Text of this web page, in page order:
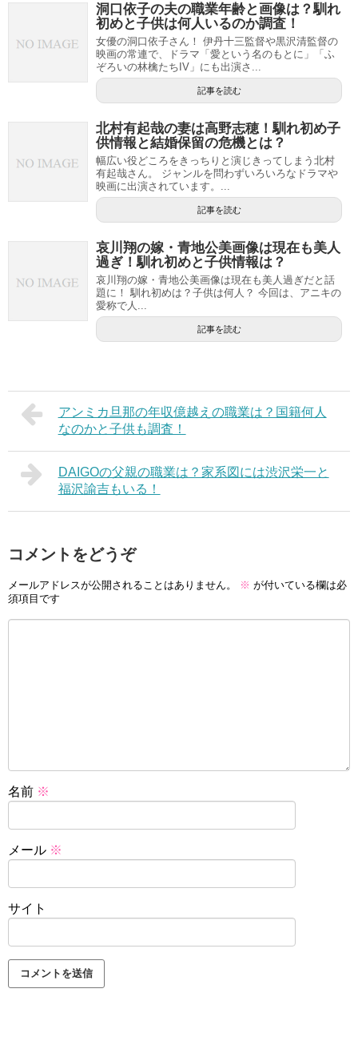
洞口依子の夫の職業年齢と画像は？馴れ
初めと子供は何人いるのか調査！
女優の洞口依子さん！ 伊丹十三監督や黒沢清監督の
映画の常連で、ドラマ「愛という名のもとに」「ふ
ぞろいの林檎たちIV」にも出演さ...
記事を読む
北村有起哉の妻は高野志穂！馴れ初め子
供情報と結婚保留の危機とは？
幅広い役どころをきっちりと演じきってしまう北村
有起哉さん。 ジャンルを問わずいろいろなドラマや
映画に出演されています。...
記事を読む
哀川翔の嫁・青地公美画像は現在も美人
過ぎ！馴れ初めと子供情報は？
哀川翔の嫁・青地公美画像は現在も美人過ぎだと話
題に！ 馴れ初めは？子供は何人？ 今回は、アニキの
愛称で人...
記事を読む
アンミカ旦那の年収億越えの職業は？国籍何人
なのかと子供も調査！
DAIGOの父親の職業は？家系図には渋沢栄一と
福沢諭吉もいる！
コメントをどうぞ
メールアドレスが公開されることはありません。 ※ が付いている欄は必
須項目です
名前 ※
メール ※
サイト